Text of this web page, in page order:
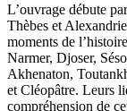
L’ouvrage débute
Thèbes et
moments de
Narmer, Djoser,
Akhenaton,
et Cléopâtre. Leurs
compréhension de